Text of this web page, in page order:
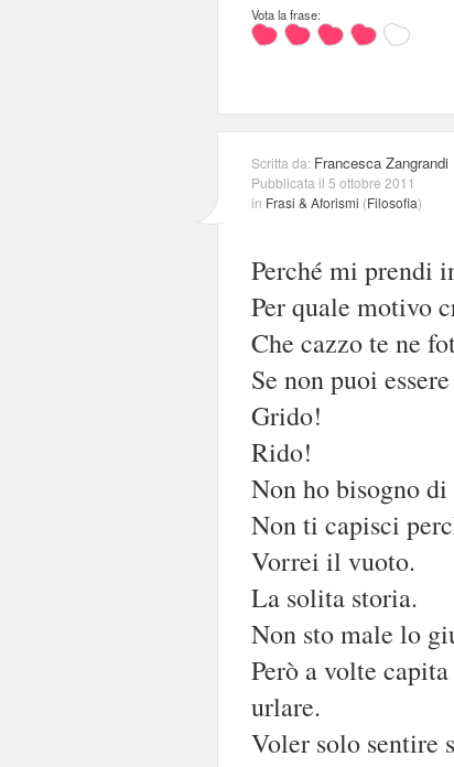
Vota la frase:
Scritta da: Francesca Zangrandi
Pubblicata il 5 ottobre 2011
in Frasi & Aforismi (Filosofia)
Perché mi prendi
Per quale motivo
Che cazzo te ne
Se non puoi
Grido!
Rido!
Non ho bisogno di
Non ti capisci
Vorrei il vuoto.
La solita storia.
Non sto male lo
Però a volte
urlare.
Voler solo sentire